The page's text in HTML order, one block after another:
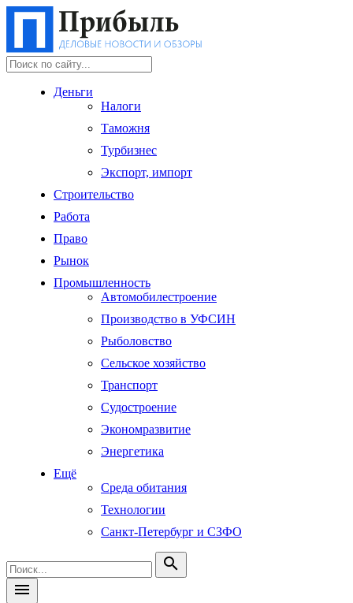
Деньги
Налоги
Таможня
Турбизнес
Экспорт, импорт
Строительство
Работа
Право
Рынок
Промышленность
Автомобилестроение
Производство в УФСИН
Рыболовство
Сельское хозяйство
Транспорт
Судостроение
Экономразвитие
Энергетика
Ещё
Среда обитания
Технологии
Санкт-Петербург и СЗФО
search
menu